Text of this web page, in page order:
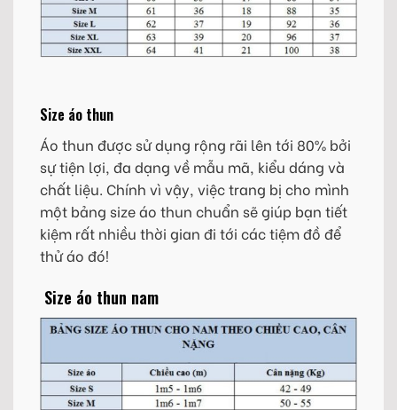
Size áo thun
Áo thun được sử dụng rộng rãi lên tới 80% bởi
sự tiện lợi, đa dạng về mẫu mã, kiểu dáng và
chất liệu. Chính vì vậy, việc trang bị cho mình
một bảng size áo thun chuẩn sẽ giúp bạn tiết
kiệm rất nhiều thời gian đi tới các tiệm đồ để
thử áo đó!
Size áo thun nam